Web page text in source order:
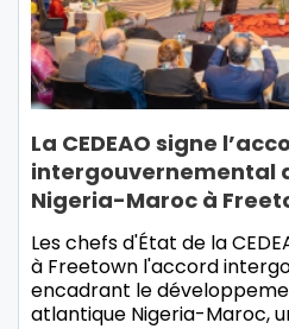
La CEDEAO signe
intergouvernemental
Nigeria-Maroc à
Les chefs d'État de la
à Freetown l'accord
encadrant le
atlantique Nigeria-Maroc,